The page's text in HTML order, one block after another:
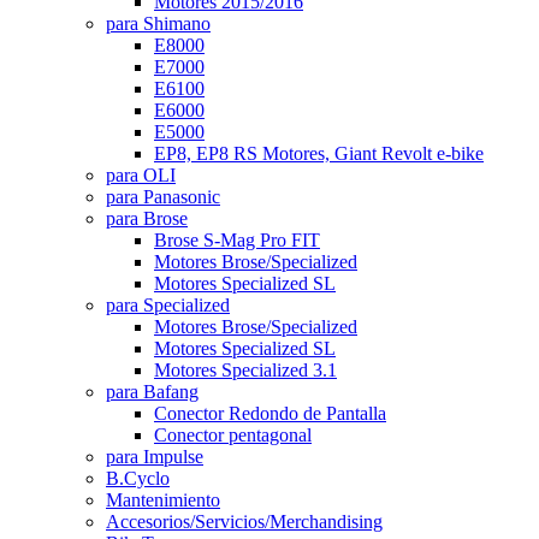
para Shimano
E8000
E7000
E6100
E6000
E5000
EP8, EP8 RS Motores, Giant Revolt e-bike
para OLI
para Panasonic
para Brose
Brose S-Mag Pro FIT
Motores Brose/Specialized
Motores Specialized SL
para Specialized
Motores Brose/Specialized
Motores Specialized SL
Motores Specialized 3.1
para Bafang
Conector Redondo de Pantalla
Conector pentagonal
para Impulse
B.Cyclo
Mantenimiento
Accesorios/Servicios/Merchandising